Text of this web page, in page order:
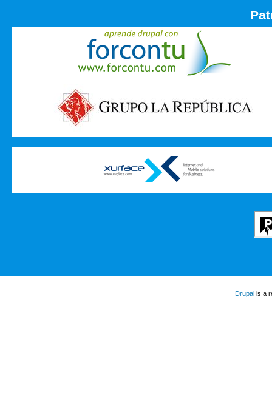
Drupal is a